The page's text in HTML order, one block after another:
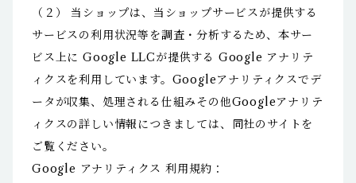
（２） 当ショップは、当ショップサービスが提供する
サービスの利用状況等を調査・分析するため、本サー
ビス上に Google LLCが提供する Google アナリテ
ィクスを利用しています。Googleアナリティクスでデ
ータが収集、処理される仕組みその他Googleアナリテ
ィクスの詳しい情報につきましては、同社のサイトを
ご覧ください。
Google アナリティクス 利用規約：